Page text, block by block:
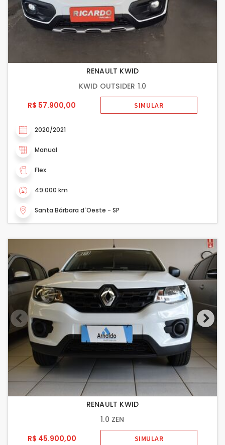
RENAULT KWID
KWID OUTSIDER 1.0
R$ 57.900,00
SIMULAR
2020/2021
Manual
Flex
49.000 km
Santa Bárbara d`Oeste - SP
RENAULT KWID
1.0 ZEN
R$ 45.900,00
SIMULAR